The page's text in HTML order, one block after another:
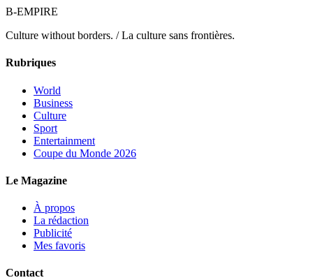
B-EMPIRE
Culture without borders. / La culture sans frontières.
Rubriques
World
Business
Culture
Sport
Entertainment
Coupe du Monde 2026
Le Magazine
À propos
La rédaction
Publicité
Mes favoris
Contact